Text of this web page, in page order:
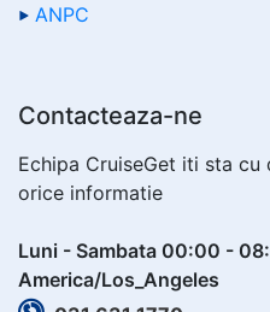
ANPC
Contacteaza-ne
Echipa CruiseGet iti sta
orice informatie
Luni - Sambata 00:00 -
America/Los_Angeles